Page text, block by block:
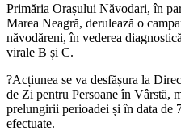
Primăria Orașului Năvodari, în
Marea Neagră, derulează o
năvodăreni, în vederea
virale B și C.
?Acțiunea se va desfășura la
de Zi pentru Persoane în Vârstă,
prelungirii perioadei și în data de
efectuate.